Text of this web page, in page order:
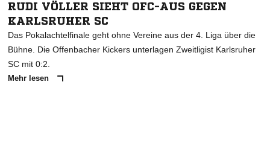
RUDI VÖLLER SIEHT OFC-AUS GEGEN
KARLSRUHER SC
Das Pokalachtelfinale geht ohne Vereine aus der 4. Liga über die
Bühne. Die Offenbacher Kickers unterlagen Zweitligist Karlsruher
SC mit 0:2.
Mehr lesen